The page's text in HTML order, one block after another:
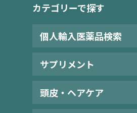
カテゴリーで探す
個人輸入医薬品検索
サプリメント
頭皮・ヘアケア